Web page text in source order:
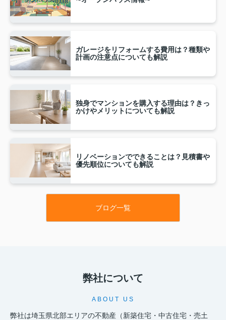
ガレージをリフォームする費用は？種類や
計画の注意点についても解説
独身でマンションを購入する理由は？きっ
かけやメリットについても解説
リノベーションでできることは？見積書や
優先順位についても解説
ブログ一覧
弊社について
ABOUT US
弊社は埼玉県北部エリアの不動産（新築住宅・中古住宅・売土